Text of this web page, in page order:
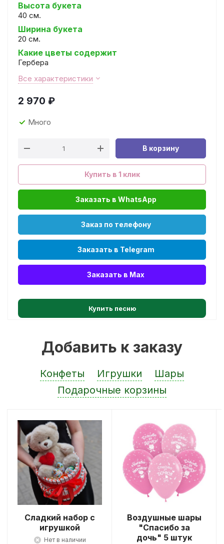
Высота букета
40 см.
Ширина букета
20 см.
Какие цветы содержит
Гербера
Все характеристики
2 970 ₽
Много
В корзину
Купить в 1 клик
Заказать в WhatsApp
Заказ по телефону
Заказать в Telegram
Заказать в Max
Купить песню
Добавить к заказу
Конфеты Игрушки
Шары
Подарочные корзины
Сладкий набор с
игрушкой
Нет в наличии
Воздушные шары
"Спасибо за
дочь" 5 штук